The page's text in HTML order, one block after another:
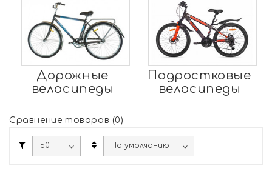
Дорожные
велосипеды
Подростковые
велосипеды
Сравнение товаров (0)